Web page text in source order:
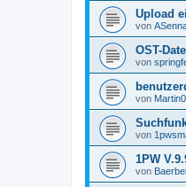
Upload
von
OST-
von
von
von
1PW
von Baerbel